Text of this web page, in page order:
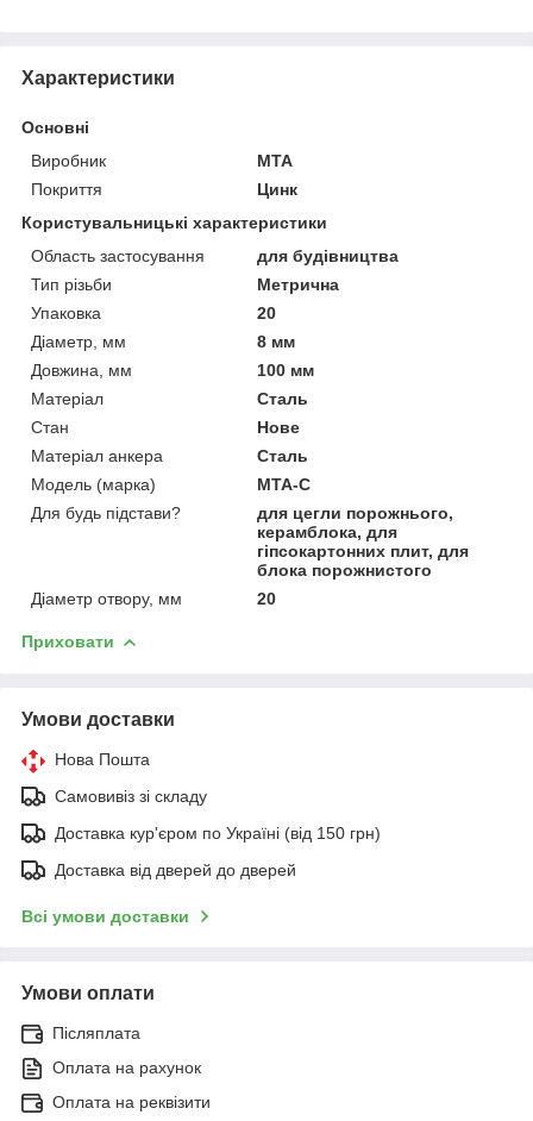
Характеристики
Основні
Виробник
MTA
Покриття
Цинк
Користувальницькі характеристики
Область застосування
для будівництва
Тип різьби
Метрична
Упаковка
20
Діаметр, мм
8 мм
Довжина, мм
100 мм
Матеріал
Сталь
Стан
Нове
Матеріал анкера
Сталь
Модель (марка)
MTA-C
Для будь підстави?
для цегли порожнього,
керамблока, для
гіпсокартонних плит, для
блока порожнистого
Діаметр отвору, мм
20
Приховати
Умови доставки
Нова Пошта
Самовивіз зі складу
Доставка кур'єром по Україні (від 150 грн)
Доставка від дверей до дверей
Всі умови доставки
Умови оплати
Післяплата
Оплата на рахунок
Оплата на реквізити